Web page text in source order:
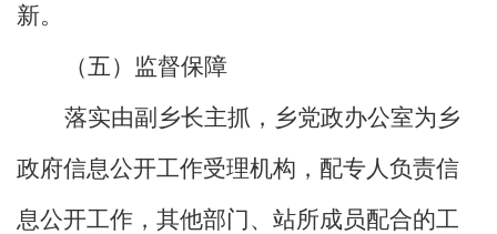
新。
（五）监督保障
落实由副乡长主抓，乡党政办公室为乡
政府信息公开工作受理机构，配专人负责信
息公开工作，其他部门、站所成员配合的工